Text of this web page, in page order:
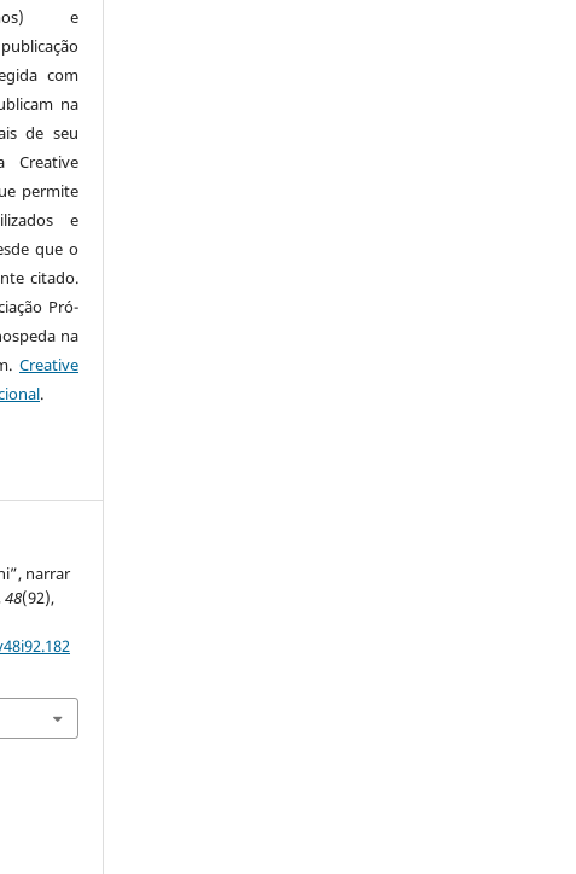
e
com
na
de seu
Creative
permite
e
que o
citado.
Pró-
na
Creative
.
narrar
48(92),